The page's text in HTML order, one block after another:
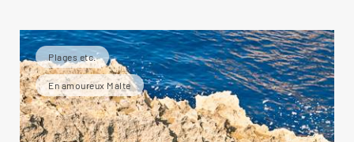
Plages etc.
En amoureux Malte